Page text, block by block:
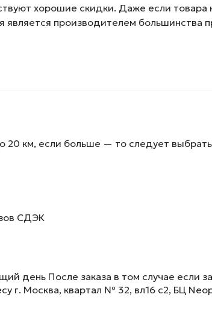
хорошие скидки. Даже если
производителем большинства
км, если больше — то следует
СДЭК
день После заказа в том случае если
г. Москва, квартал № 32, вл16 с2, БЦ